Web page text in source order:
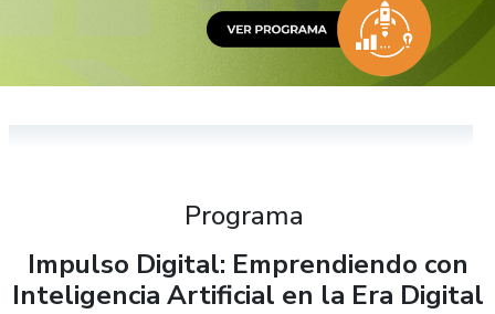
Programa
Impulso Digital: Emprendiendo con
Inteligencia Artificial en la Era Digital